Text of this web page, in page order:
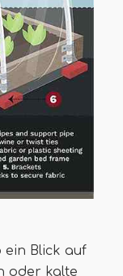
ein Blick auf
oder kalte